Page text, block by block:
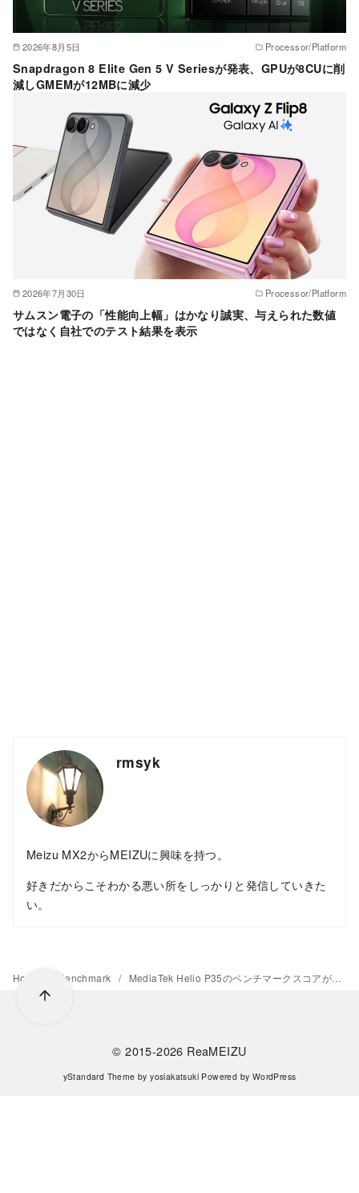
2026年8月5日 Processor/Platform
Snapdragon 8 Elite Gen 5 V Seriesが発表、GPUが8CUに削
減しGMEMが12MBに減少
2026年7月30日 Processor/Platform
サムスン電子の「性能向上幅」はかなり誠実、与えられた数値
ではなく自社でのテスト結果を表示
rmsyk
Meizu MX2からMEIZUに興味を持つ。
好きだからこそわかる悪い所をしっかりと発信していきた
い。
Home Benchmark MediaTek Helio P35のベンチマークスコアが判明
© 2015-2026 ReaMEIZU
yStandard Theme byyosiakatsuki Powered by WordPress